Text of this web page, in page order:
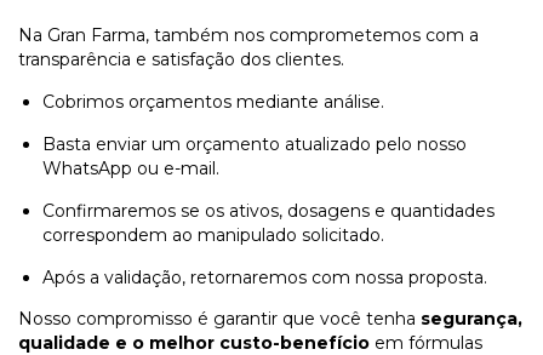
Na Gran Farma, também nos comprometemos com a
transparência e satisfação dos clientes.
Cobrimos orçamentos mediante análise.
Basta enviar um orçamento atualizado pelo nosso
WhatsApp ou e-mail.
Confirmaremos se os ativos, dosagens e quantidades
correspondem ao manipulado solicitado.
Após a validação, retornaremos com nossa proposta.
Nosso compromisso é garantir que você tenha segurança,
qualidade e o melhor custo-benefício em fórmulas